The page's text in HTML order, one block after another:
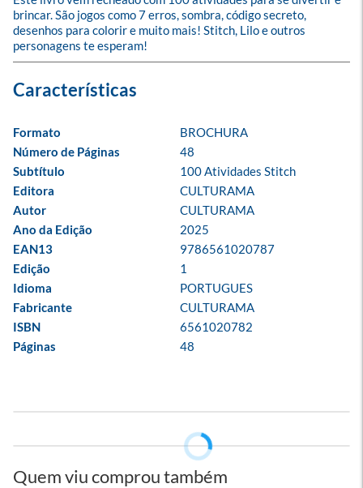
brincar. São jogos como 7 erros, sombra, código secreto,
desenhos para colorir e muito mais! Stitch, Lilo e outros
personagens te esperam!
Formato
BROCHURA
Número de Páginas
48
Subtítulo
100 Atividades Stitch
Editora
CULTURAMA
Autor
CULTURAMA
Ano da Edição
2025
EAN13
9786561020787
Edição
1
Idioma
PORTUGUES
Fabricante
CULTURAMA
ISBN
6561020782
Páginas
48
Quem viu comprou também